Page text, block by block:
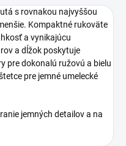
s rovnakou najvyššou
Kompaktné rukoväte
a vynikajúcu
a dĺžok poskytuje
pre dokonalú ružovú a bielu
pre jemné umelecké
jemných detailov a na